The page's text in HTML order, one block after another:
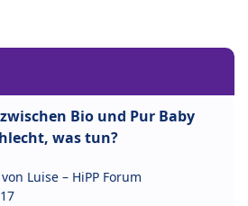
Bio und Pur Baby
was tun?
Luise – HiPP Forum